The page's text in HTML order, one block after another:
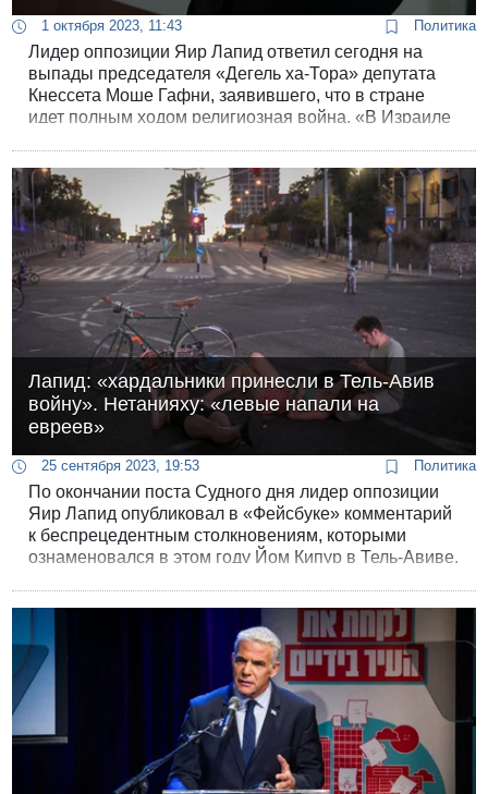
1 октября 2023, 11:43 Политика
Лидер оппозиции Яир Лапид ответил сегодня на
выпады председателя «Дегель ха-Тора» депутата
Кнессета Моше Гафни, заявившего, что в стране
идет полным ходом религиозная война. «В Израиле
имидж государства Израиль, за его ценности и за
демократию», - подчеркнул Лапид.
Лапид: «хардальники принесли в Тель-Авив
войну». Нетанияху: «левые напали на
евреев»
25 сентября 2023, 19:53 Политика
По окончании поста Судного дня лидер оппозиции
Яир Лапид опубликовал в «Фейсбуке» комментарий
к беспрецедентным столкновениям, которыми
ознаменовался в этом году Йом Кипур в Тель-Авиве.
этом году активисты ультраортодоксально-
националистической группы «Рош Иехуди» ее
разрушили.